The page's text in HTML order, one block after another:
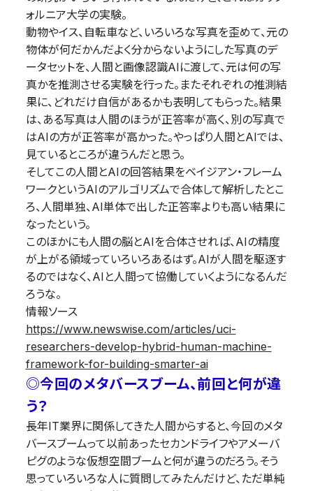
ォルニア大学の実験。
動物やイス、自転車など、いろいろな写真を歪めて、元の
物体が何だかんだよく分からないようにした写真のデ
ータセットを、人間と画像認識AIに渡して、元は何の写
真かを推測させる実験を行った。またそれぞれの推測結
果に、どれだけ自信があるかも表明してもらった。結果
は、ある写真は人間のほうが正答率が高く、別の写真で
はAIの方が正答率が高かった。やっぱり人間とAIでは、
見ているところが違うんだと思う。
そしてこの人間とAIの回答結果をベイジアン・フレーム
ワークというAIのアルゴリズムで合体して解析したとこ
ろ、人間単独、AI単体で出した正答率よりも高い結果に
なったという。
このほかにも人間の脳とAIを合体させれば、AIの精度
が上がる領域っていろいろあるはず。AIが人間を駆逐す
るのではなく、AIと人間って協働していくようになるんだ
ろうな。
情報ソース
https://www.newswise.com/articles/uci-
researchers-develop-hybrid-human-machine-
framework-for-building-smarter-ai
◎今回のメタバースブーム、前回と何が違
う？
長年IT業界に関係してきた人間からすると、今回のメタ
バースブームって以前あったセカンドライフやアメーバ
ピグのような仮想空間ブームと何が違うのだろう。そう
思っていろいろな人に質問してみたんだけど、ただ単純